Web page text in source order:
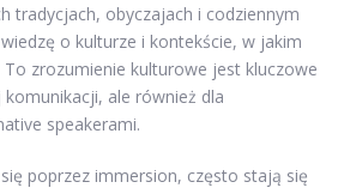
tradycjach, obyczajach i codziennym
o kulturze i kontekście, w jakim
zrozumienie kulturowe jest kluczowe
ale również dla
speakerami.
poprzez immersion, często stają się